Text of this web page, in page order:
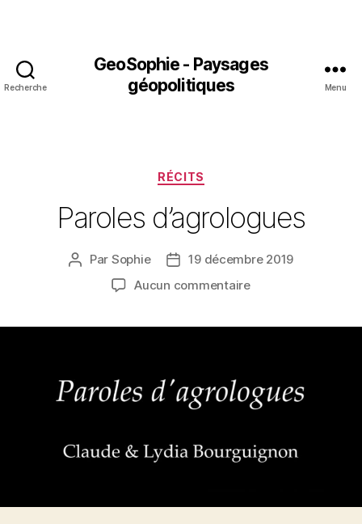
Recherche
GeoSophie - Paysages
géopolitiques
Menu
Catégories
RÉCITS
Paroles d’agrologues
Auteur
l’article
Par Sophie
Date19 décembre 2019
Aucun commentairesur